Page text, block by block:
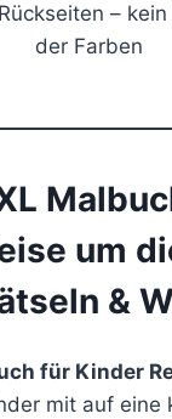
–
der Farben
um
&
für Kinder
mit auf eine